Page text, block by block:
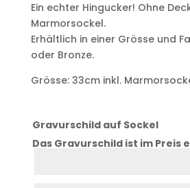
Ein echter Hingucker! Ohne
Marmorsockel.
Erhältlich in einer Grösse und
oder Bronze.
Grösse: 33cm inkl.
Gravurschild auf Sockel
Das Gravurschild ist im Preis